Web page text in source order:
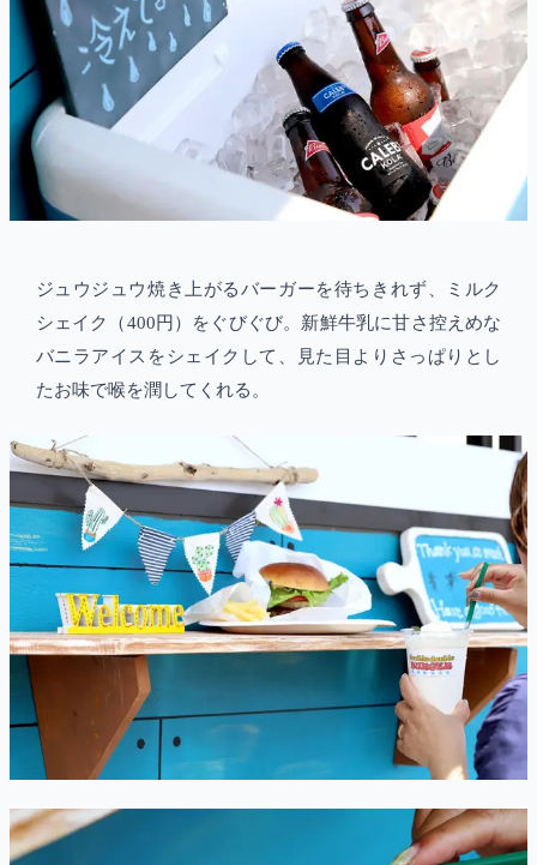
ジュウジュウ焼き上がるバーガーを待ちきれず、ミルク
シェイク（400円）をぐびぐび。新鮮牛乳に甘さ控えめな
バニラアイスをシェイクして、見た目よりさっぱりとし
たお味で喉を潤してくれる。